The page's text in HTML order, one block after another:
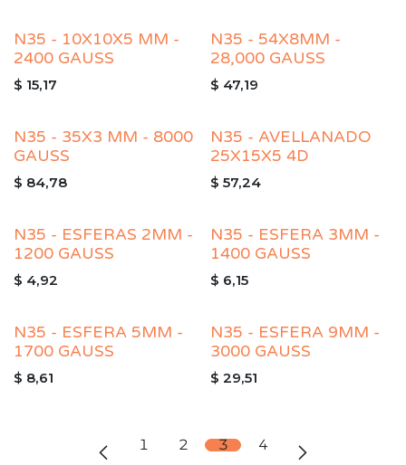
N35 - 10X10X5 MM -
2400 GAUSS
$ 15,17
N35 - 54X8MM -
28,000 GAUSS
$ 47,19
N35 - 35X3 MM - 8000
GAUSS
$ 84,78
N35 - AVELLANADO
25X15X5 4D
$ 57,24
N35 - ESFERAS 2MM -
1200 GAUSS
$ 4,92
N35 - ESFERA 3MM -
1400 GAUSS
$ 6,15
N35 - ESFERA 5MM -
1700 GAUSS
$ 8,61
N35 - ESFERA 9MM -
3000 GAUSS
$ 29,51
1 2 3 4